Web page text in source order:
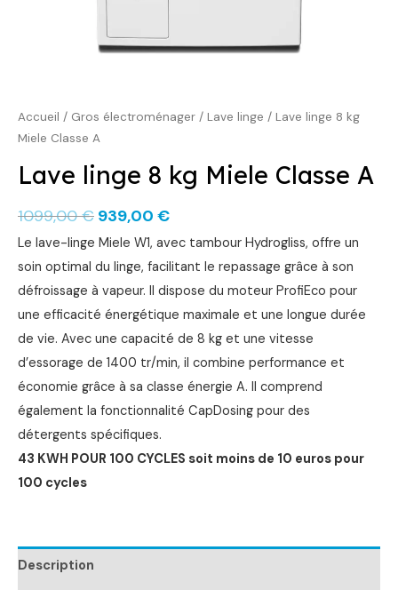
Accueil / Gros électroménager / Lave linge / Lave linge 8 kg
Miele Classe A
Lave linge 8 kg Miele Classe A
1099,00€ 939,00 €
Le lave-linge Miele W1, avec tambour Hydrogliss, offre un
soin optimal du linge, facilitant le repassage grâce à son
défroissage à vapeur. Il dispose du moteur ProfiEco pour
une efficacité énergétique maximale et une longue durée
de vie. Avec une capacité de 8 kg et une vitesse
d’essorage de 1400 tr/min, il combine performance et
économie grâce à sa classe énergie A. Il comprend
également la fonctionnalité CapDosing pour des
détergents spécifiques.
43 KWH POUR 100 CYCLES soit moins de 10 euros pour
100 cycles
Description